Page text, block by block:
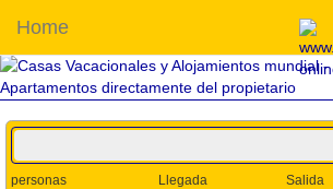
Home
personas Llegada Salida